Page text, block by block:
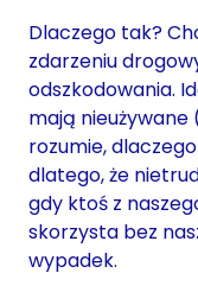
Dlaczego tak?
zdarzeniu
odszkodowania.
mają
rozumie,
dlatego, że
gdy ktoś z
skorzysta bez
wypadek.